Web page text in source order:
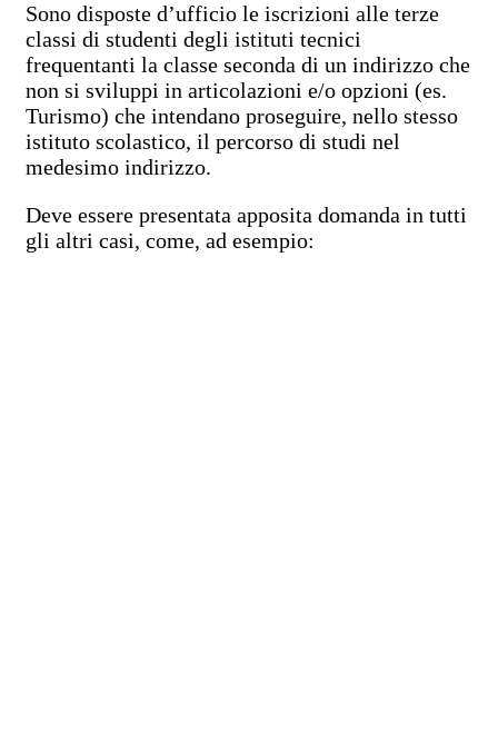
Sono disposte d’ufficio le iscrizioni alle terze
classi di studenti degli istituti tecnici
frequentanti la classe seconda di un indirizzo che
non si sviluppi in articolazioni e/o opzioni (es.
Turismo) che intendano proseguire, nello stesso
istituto scolastico, il percorso di studi nel
medesimo indirizzo.
Deve essere presentata apposita domanda in tutti
gli altri casi, come, ad esempio: